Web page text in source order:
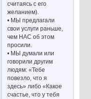
считаясь с его
желанием).
• МЫ предлагали
свои услуги раньше,
чем НАС об этом
просили.
• МЫ думали или
говорили другим
людям: «Тебе
повезло, что я
здесь» либо «Какое
счастье, что у тебя